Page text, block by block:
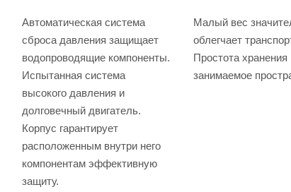
Автоматическая система
сброса давления защищает
водопроводящие компоненты.
Испытанная система
высокого давления и
долговечный двигатель.
Корпус гарантирует
расположенным внутри него
компонентам эффективную
защиту.
Малый вес
облегчает
Простота
занимаемое